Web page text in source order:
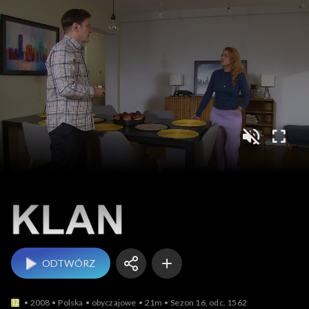
ODTWÓRZ
2008 Polska obyczajowe 21m Sezon 16, odc. 1562